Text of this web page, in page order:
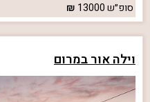
סופ״ש13000
וילה אור במרום